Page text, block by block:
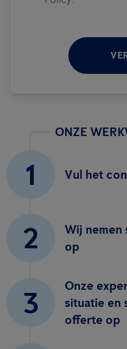
ONZE
1 Vul het
2
Wij nemen
op
3
Onze
situatie en
offerte op